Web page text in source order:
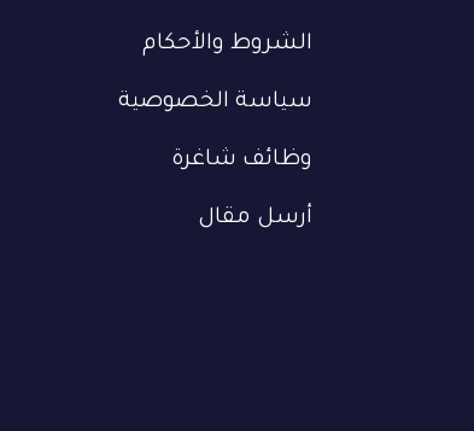
الشروط والأحكام
سياسة الخصوصية
وظائف شاغرة
أرسل مقال